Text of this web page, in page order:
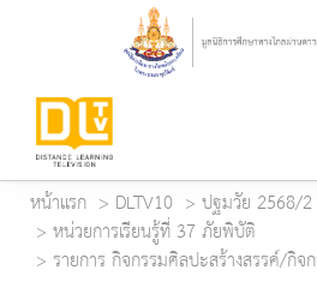
หน้าแรก DLTV10
ปฐมวัย 2568/2
หน่วยการเรียนรู้ที่ 37 ภัยพิบัติ
รายการ กิจกรรมศิลปะสร้างสรรค์/กิจ